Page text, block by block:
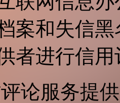
案和失信
者进行信用
论服务提